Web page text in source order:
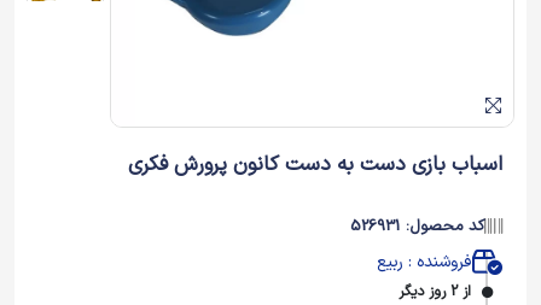
اسباب بازی دست به دست کانون پرورش فکری
کد محصول: 526931
فروشنده : ربیع
از 2 روز دیگر